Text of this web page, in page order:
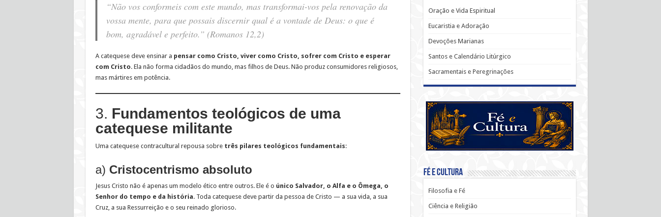
“Não vos conformeis com este mundo, mas transformai-vos pela renovação da
vossa mente, para que possais discernir qual é a vontade de Deus: o que é
bom, agradável e perfeito.” (Romanos 12,2)
A catequese deve ensinar a pensar como Cristo, viver como Cristo, sofrer com Cristo e esperar
com Cristo. Ela não forma cidadãos do mundo, mas filhos de Deus. Não produz consumidores religiosos,
mas mártires em potência.
3. Fundamentos teológicos de uma
catequese militante
Uma catequese contracultural repousa sobre três pilares teológicos fundamentais:
a) Cristocentrismo absoluto
Jesus Cristo não é apenas um modelo ético entre outros. Ele é o único Salvador, o Alfa e o Ômega, o
Senhor do tempo e da história. Toda catequese deve partir da pessoa de Cristo — a sua vida, a sua
Cruz, a sua Ressurreição e o seu reinado glorioso.
Oração e Vida Espiritual
Eucaristia e Adoração
Devoções Marianas
Santos e Calendário Litúrgico
Sacramentais e Peregrinações
Fé e Cultura
Filosofia e Fé
Ciência e Religião